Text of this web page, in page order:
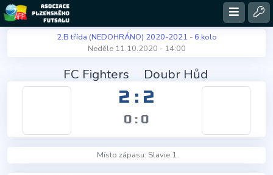
2.B třída (NEDOHRÁNO) 2020-2021 - 6.kolo
Neděle 11.10.2020 - 14:00
FC Fighters Doubr Hůd
2 : 2
0 : 0
Místo zápasu: Slavie 1